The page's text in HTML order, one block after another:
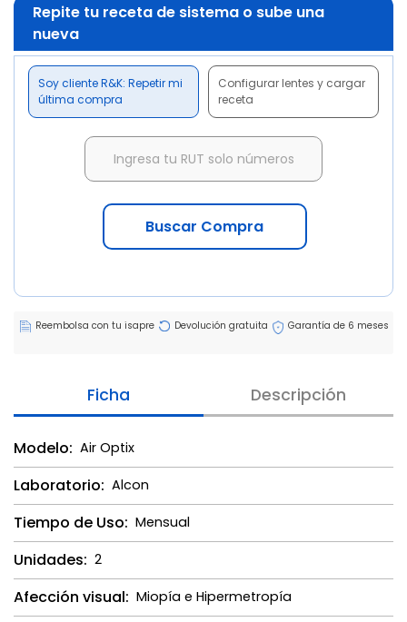
Repite tu receta de sistema o sube una
nueva
Soy cliente R&K: Repetir mi
última compra
Configurar lentes y cargar
receta
Buscar Compra
Reembolsa con tu isapre Devolución gratuita Garantía de 6 meses
Ficha Descripción
Modelo: Air Optix
Laboratorio: Alcon
Tiempo de Uso: Mensual
Unidades: 2
Afección visual: Miopía e Hipermetropía